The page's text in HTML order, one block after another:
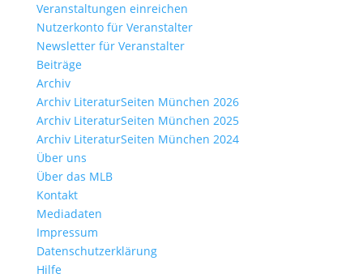
Veranstaltungen einreichen
Nutzerkonto für Veranstalter
Newsletter für Veranstalter
Beiträge
Archiv
Archiv LiteraturSeiten München 2026
Archiv LiteraturSeiten München 2025
Archiv LiteraturSeiten München 2024
Über uns
Über das MLB
Kontakt
Mediadaten
Impressum
Datenschutzerklärung
Hilfe